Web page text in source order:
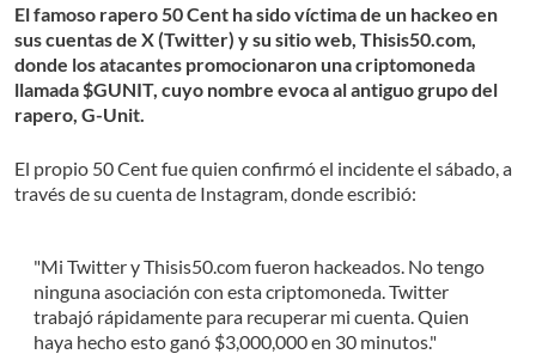
El famoso rapero 50 Cent ha sido víctima de un hackeo en
sus cuentas de X (Twitter) y su sitio web, Thisis50.com,
donde los atacantes promocionaron una criptomoneda
llamada $GUNIT, cuyo nombre evoca al antiguo grupo del
rapero, G-Unit.
El propio 50 Cent fue quien confirmó el incidente el sábado, a
través de su cuenta de Instagram, donde escribió:
"Mi Twitter y Thisis50.com fueron hackeados. No tengo
ninguna asociación con esta criptomoneda. Twitter
trabajó rápidamente para recuperar mi cuenta. Quien
haya hecho esto ganó $3,000,000 en 30 minutos."